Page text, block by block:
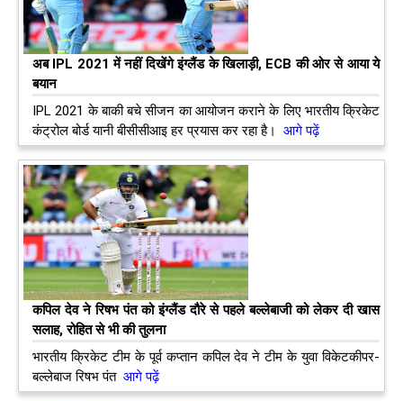
अब IPL 2021 में नहीं दिखेंगे इंग्लैंड के खिलाड़ी, ECB की ओर से आया ये
बयान
IPL 2021 के बाकी बचे सीजन का आयोजन कराने के लिए भारतीय क्रिकेट
कंट्रोल बोर्ड यानी बीसीसीआइ हर प्रयास कर रहा है।
आगे पढ़ें
कपिल देव ने रिषभ पंत को इंग्लैंड दौरे से पहले बल्लेबाजी को लेकर दी खास
सलाह, रोहित से भी की तुलना
भारतीय क्रिकेट टीम के पूर्व कप्तान कपिल देव ने टीम के युवा विकेटकीपर-
बल्लेबाज रिषभ पंतआगे पढ़ें